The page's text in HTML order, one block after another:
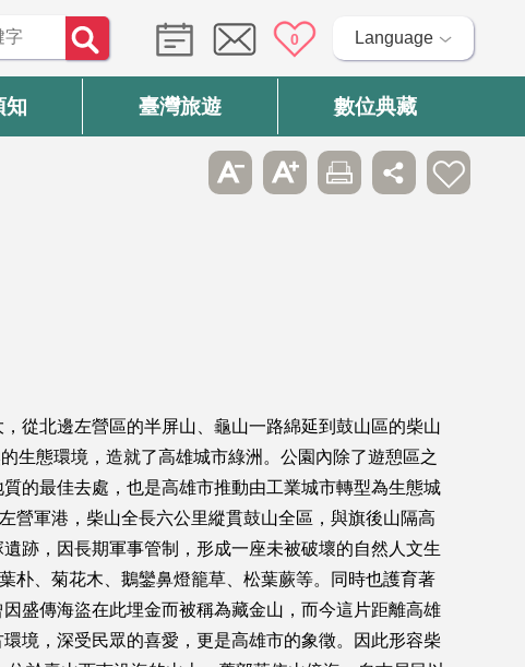
0 Language
知 臺灣旅遊 數位典藏
從北邊左營區的半屏山、龜山一路綿延到鼓山區的柴山
生態環境，造就了高雄城市綠洲。公園內除了遊憩區之
的最佳去處，也是高雄市推動由工業城市轉型為生態城
營軍港，柴山全長六公里縱貫鼓山全區，與旗後山隔高
跡，因長期軍事管制，形成一座未被破壞的自然人文生
朴、菊花木、鵝鑾鼻燈籠草、松葉蕨等。同時也護育著
盛傳海盜在此埋金而被稱為藏金山，而今這片距離高雄
境，深受民眾的喜愛，更是高雄市的象徵。因此形容柴